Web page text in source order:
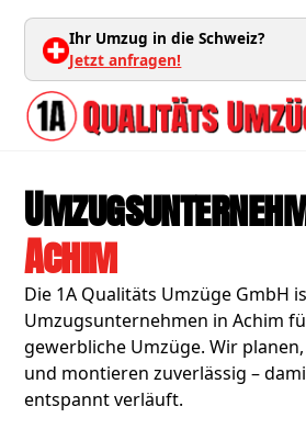
Ihr Umzug in die Schweiz?
Jetzt anfragen!
Achim
Die 1A Qualitäts Umzüge GmbH
Umzugsunternehmen in Achim
gewerbliche Umzüge. Wir
und montieren zuverlässig –
entspannt verläuft.